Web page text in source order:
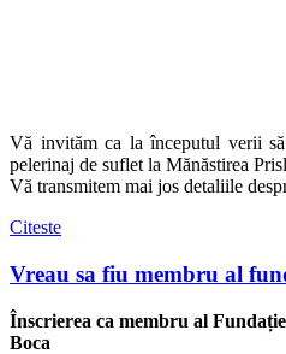
Vă invităm ca la începutul verii
pelerinaj de suflet la Mănăstirea
Vă transmitem mai jos detaliile
Citeste
Vreau sa fiu membru al
Înscrierea ca membru al
Boca